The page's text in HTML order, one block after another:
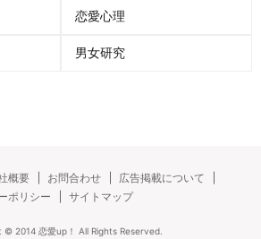
恋愛心理
男女研究
概要 お問合わせ
広告掲載について
ポリシー サイトマップ
© 2014 恋愛up！ All Rights Reserved.